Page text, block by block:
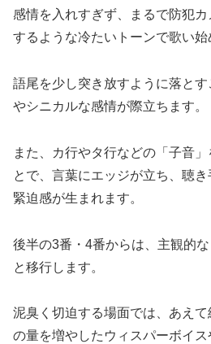
感情を入れすぎず、まるで防犯
するような冷たいトーンで歌い始
語尾を少し突き放すように落と
やシニカルな感情が際立ちます。
また、カ行やタ行などの「子音
とで、言葉にエッジが立ち、聴
緊迫感が生まれます。
後半の3番・4番からは、主観的
と移行します。
泥臭く切迫する場面では、あえ
の量を増やしたウィスパーボイ